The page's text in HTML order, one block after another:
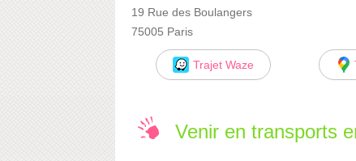
19 Rue des Boulangers
75005 Paris
Trajet Waze
Venir en transports